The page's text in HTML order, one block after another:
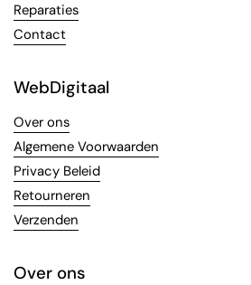
Reparaties
Contact
WebDigitaal
Over ons
Algemene Voorwaarden
Privacy Beleid
Retourneren
Verzenden
Over ons